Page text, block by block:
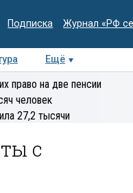
Подписка Журнал «РФ
Ещё
Колумнисты
право на две пенсии
человек
27,2 тысячи
с